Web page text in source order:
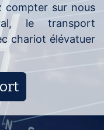
compter sur nous
le transport
chariot élévatuer